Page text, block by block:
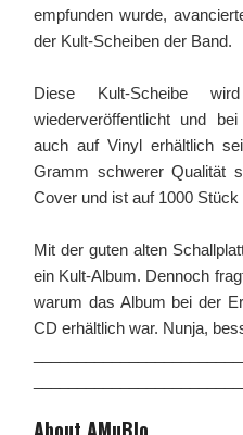
empfunden wurde,
der Kult-Scheiben der Band.
Diese Kult-Scheibe
wiederveröffentlicht und
auch auf Vinyl erhältlich
Gramm schwerer Qualität
Cover und ist auf 1000 Stück
Mit der guten alten
ein Kult-Album. Dennoch
warum das Album bei der
CD erhältlich war. Nunja,